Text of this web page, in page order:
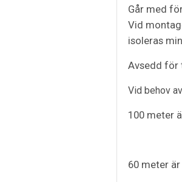
Går med
Vid
isoleras
Avsedd för
Vid behov
100 meter
60 meter